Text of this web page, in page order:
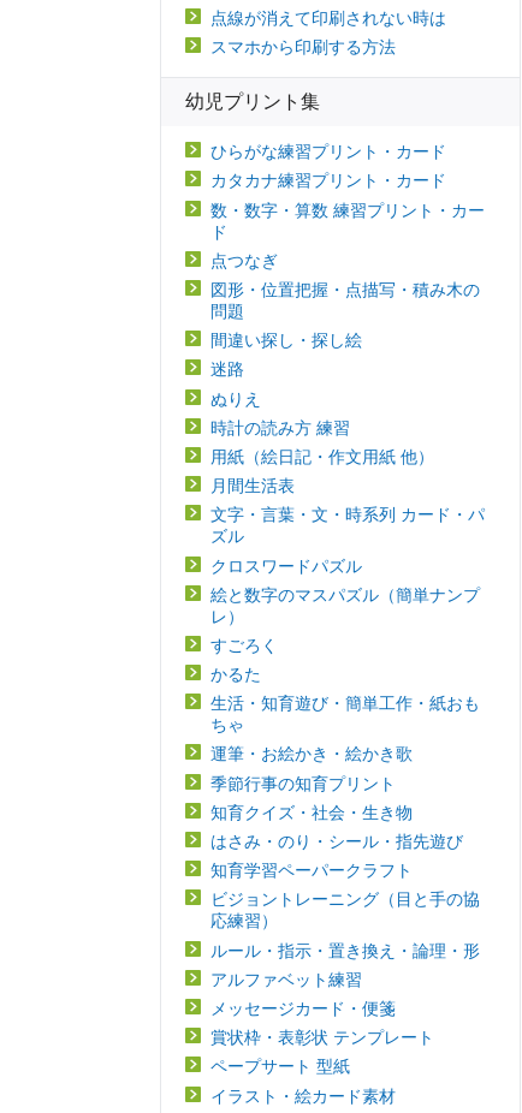
点線が消えて印刷されない時は
スマホから印刷する方法
幼児プリント集
ひらがな練習プリント・カード
カタカナ練習プリント・カード
数・数字・算数 練習プリント・カー
ド
点つなぎ
図形・位置把握・点描写・積み木の
問題
間違い探し・探し絵
迷路
ぬりえ
時計の読み方 練習
用紙（絵日記・作文用紙 他）
月間生活表
文字・言葉・文・時系列 カード・パ
ズル
クロスワードパズル
絵と数字のマスパズル（簡単ナンプ
レ）
すごろく
かるた
生活・知育遊び・簡単工作・紙おも
ちゃ
運筆・お絵かき・絵かき歌
季節行事の知育プリント
知育クイズ・社会・生き物
はさみ・のり・シール・指先遊び
知育学習ペーパークラフト
ビジョントレーニング（目と手の協
応練習）
ルール・指示・置き換え・論理・形
アルファベット練習
メッセージカード・便箋
賞状枠・表彰状 テンプレート
ペープサート 型紙
イラスト・絵カード素材